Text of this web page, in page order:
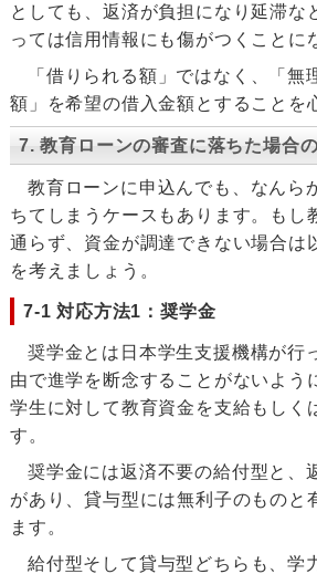
としても、返済が負担になり延滞な
っては信用情報にも傷がつくことに
「借りられる額」ではなく、「無
額」を希望の借入金額とすることを
7. 教育ローンの審査に落ちた場合
教育ローンに申込んでも、なんら
ちてしまうケースもあります。もし
通らず、資金が調達できない場合は
を考えましょう。
7-1 対応方法1：奨学金
奨学金とは日本学生支援機構が行
由で進学を断念することがないよう
学生に対して教育資金を支給もしく
す。
奨学金には返済不要の給付型と、
があり、貸与型には無利子のものと
ます。
給付型そして貸与型どちらも、学